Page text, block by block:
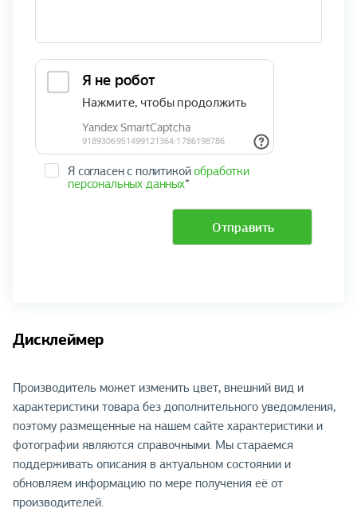
Я согласен с политикойобработки
персональных данных*
Отправить
Дисклеймер
Производитель может изменить цвет, внешний вид и
характеристики товара без дополнительного уведомления,
поэтому размещенные на нашем сайте характеристики и
фотографии являются справочными. Мы стараемся
поддерживать описания в актуальном состоянии и
обновляем информацию по мере получения её от
производителей.